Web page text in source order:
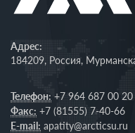
Адрес:
184209, Россия,
Телефон: +7 964 687 00 20
Факс: +7 (81555) 7-40-66
E-mail: apatity@arcticsu.ru